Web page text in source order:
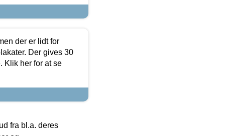
der er lidt for
Der gives 30
Klik her for at se
fra bl.a. deres